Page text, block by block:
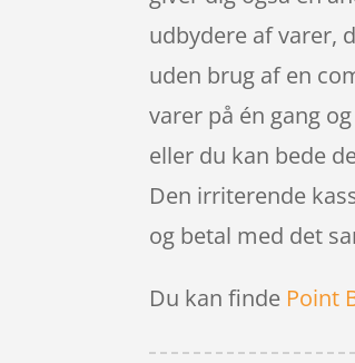
udbydere af varer,
uden brug af en
varer på én gang
eller du kan bede
Den irriterende
og betal med det
Du kan finde Point